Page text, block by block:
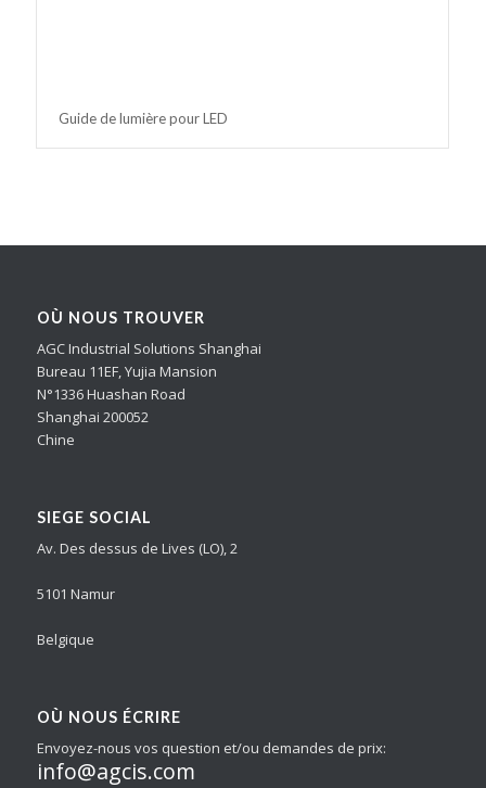
Guide de lumière pour LED
OÙ NOUS TROUVER
AGC Industrial Solutions Shanghai
Bureau 11EF, Yujia Mansion
N°1336 Huashan Road
Shanghai 200052
Chine
SIEGE SOCIAL
Av. Des dessus de Lives (LO), 2
5101 Namur
Belgique
OÙ NOUS ÉCRIRE
Envoyez-nous vos question et/ou demandes de prix:
info@agcis.com